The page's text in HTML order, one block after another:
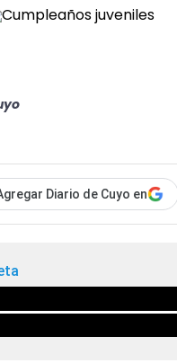
Diario de Cuyo en